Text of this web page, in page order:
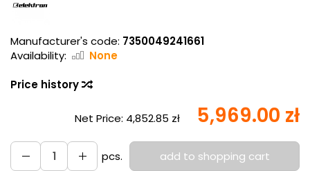
Manufacturer's code: 7350049241661
Availability:
None
Price history
Net Price: 4,852.85 zł 5,969.00 zł
pcs.
add to shopping cart